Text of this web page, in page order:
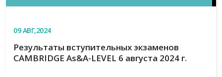
09АВГ,2024
Результаты вступительных экзаменов
CAMBRIDGE As&A-LEVEL 6 августа 2024 г.